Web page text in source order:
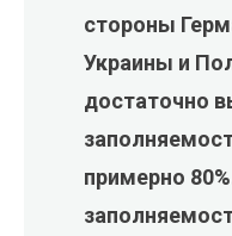
стороны
Украины и
достаточно
примерно